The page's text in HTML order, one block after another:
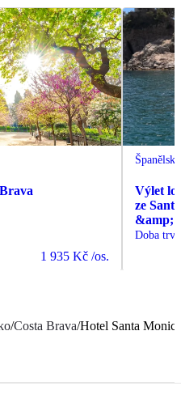
1 935 Kč /os.
Španělsko
Výlet
ze
&amp;
Doba
/Costa Brava/Hotel Santa Monica